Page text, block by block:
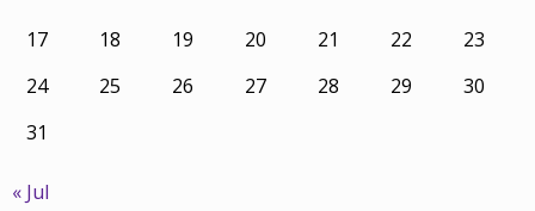
17
18 19 20 21 22
23
24
25 26 27 28 29
30
31
« Jul